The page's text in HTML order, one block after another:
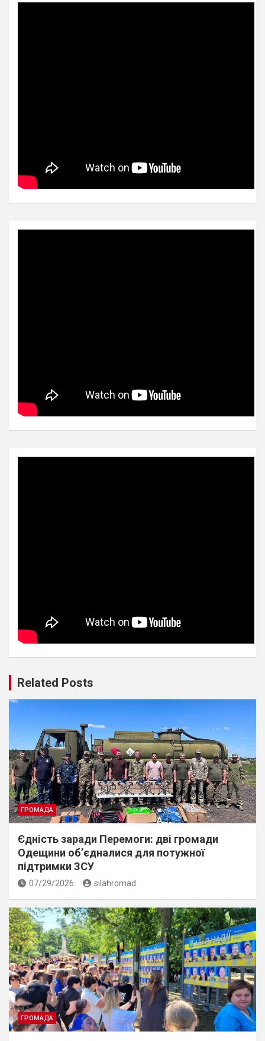
Related Posts
ГРОМАДА
Єдність заради Перемоги: дві громади
Одещини об’єдналися для потужної
підтримки ЗСУ
07/29/2026 silahromad
ГРОМАДА